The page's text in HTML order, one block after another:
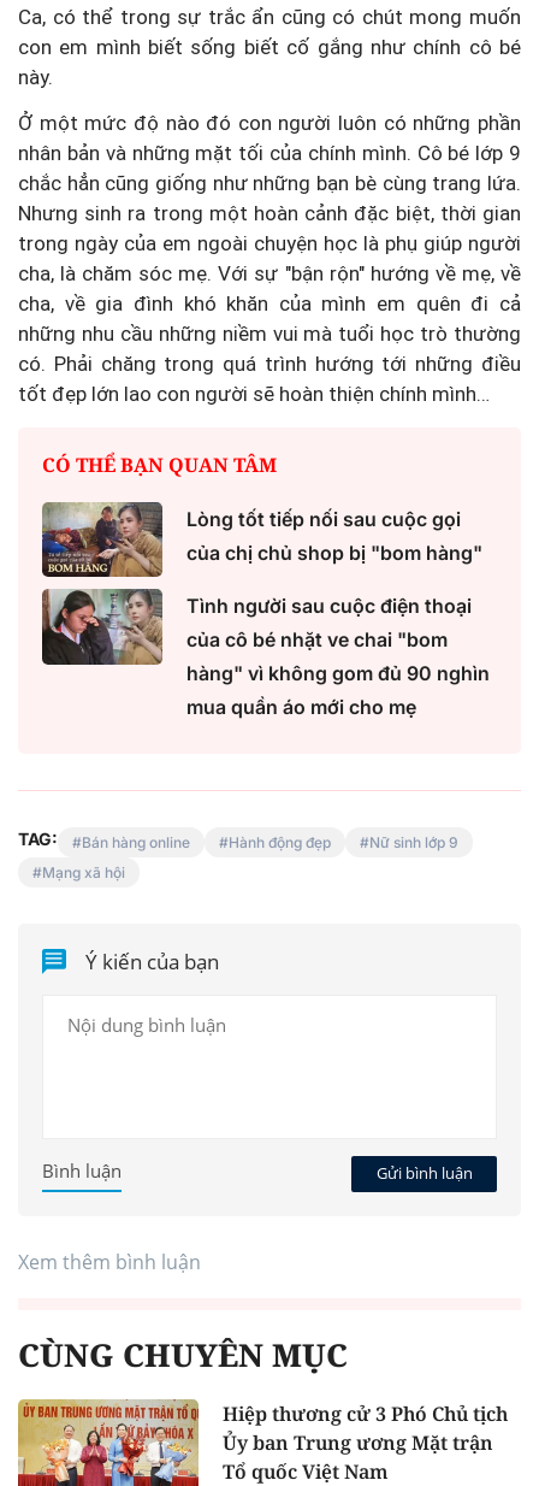
Ca, có thể trong sự trắc ẩn cũng có chút mong muốn
con em mình biết sống biết cố gắng như chính cô bé
này.
Ở một mức độ nào đó con người luôn có những phần
nhân bản và những mặt tối của chính mình. Cô bé lớp 9
chắc hẳn cũng giống như những bạn bè cùng trang lứa.
Nhưng sinh ra trong một hoàn cảnh đặc biệt, thời gian
trong ngày của em ngoài chuyện học là phụ giúp người
cha, là chăm sóc mẹ. Với sự "bận rộn" hướng về mẹ, về
cha, về gia đình khó khăn của mình em quên đi cả
những nhu cầu những niềm vui mà tuổi học trò thường
có. Phải chăng trong quá trình hướng tới những điều
tốt đẹp lớn lao con người sẽ hoàn thiện chính mình…
CÓ THỂ BẠN QUAN TÂM
Lòng tốt tiếp nối sau cuộc gọi
của chị chủ shop bị "bom hàng"
Tình người sau cuộc điện thoại
của cô bé nhặt ve chai "bom
hàng" vì không gom đủ 90 nghìn
mua quần áo mới cho mẹ
TAG: Bán hàng online Hành động đẹp
Nữ sinh lớp 9
Mạng xã hội
Ý kiến của bạn
Gửi bình luận
Bình luận
Xem thêm bình luận
CÙNG CHUYÊN MỤC
Hiệp thương cử 3 Phó Chủ tịch
Ủy ban Trung ương Mặt trận
Tổ quốc Việt Nam